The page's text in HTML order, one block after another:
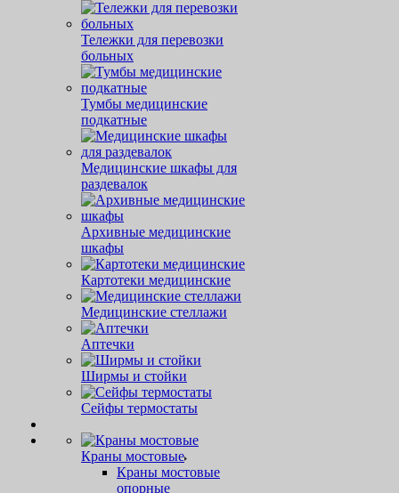
Тележки для перевозки
больных
Тумбы медицинские
подкатные
Медицинские шкафы для
раздевалок
Архивные медицинские
шкафы
Картотеки медицинские
Медицинские стеллажи
Аптечки
Ширмы и стойки
Сейфы термостаты
Краны мостовые
Краны мостовые
опорные